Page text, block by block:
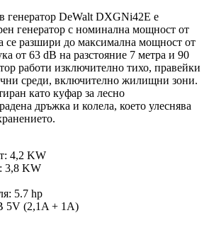
генератор DeWalt DXGNi42E е
генератор с номинална мощност от
се разшири до максимална мощност от
от 63 dB на разстояние 7 метра и 90
работи изключително тихо, правейки
среди, включително жилищни зони.
като куфар за лесно
дръжка и колела, което улеснява
4,2 KW
3,8 KW
5.7 hp
5V (2,1A + 1A)